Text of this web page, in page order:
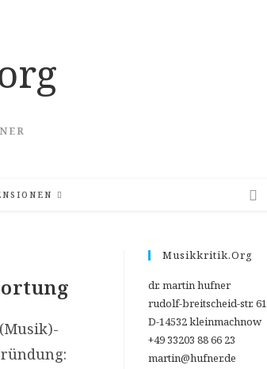
Musikkritik.org
dr. martin hufner
rudolf-breitscheid-str. 61
D-14532 kleinmachnow
+49 33203 88 66 23
martin@hufner.de